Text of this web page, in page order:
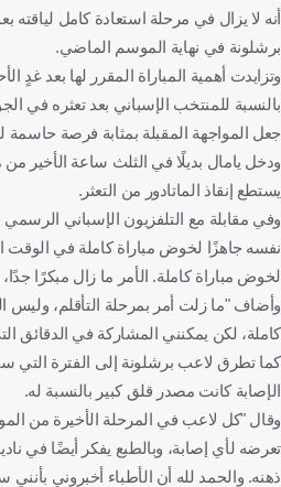
أنه لا يزال في مرحلة استعادة كامل لياقته
برشلونة في نهاية الموسم الماضي.
وتزايدت أهمية المباراة المقرر لها بعد غدٍ
بالنسبة للمنتخب الإسباني بعد تعثره في
جعل المواجهة المقبلة بمثابة فرصة
ودخل يامال بديلًا في الثلث ساعة الأخير من
يستطع إنقاذ الماتادور من التعثر.
وفي مقابلة مع التلفزيون الإسباني الرسمي
نفسه جاهزًا لخوض مباراة كاملة في الوقت
لخوض مباراة كاملة. الأمر ما زال مبكرًا
كاملة، لكن يمكنني المشاركة في الدقائق
كما تطرق لاعب برشلونة إلى الفترة التي
الإصابة كانت مصدر قلق كبير بالنسبة له.
وقال "كل لاعب في المرحلة الأخيرة من
تعرضه لأي إصابة، وبالطبع يفكر أيضًا في
ذهنه. والحمد لله أن الأطباء أخبروني